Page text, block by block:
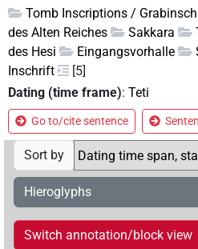
Tomb Inscriptions /
des Alten Reiches
Sakkara
des Hesi
Eingangsvorhalle
Inschrift
[5]
Dating (time frame): Teti
Go to/cite sentence
Sort by
Hieroglyphs
Switch annotation/block view